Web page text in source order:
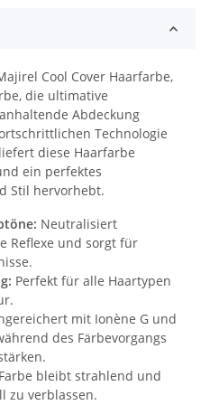
Cool Cover Haarfarbe,
die ultimative
Abdeckung
Technologie
diese Haarfarbe
ein perfektes
Stil hervorhebt.
Neutralisiert
Reflexe und sorgt für
Perfekt für alle Haartypen
mit Ionène G und
des Färbevorgangs
bleibt strahlend und
zu verblassen.